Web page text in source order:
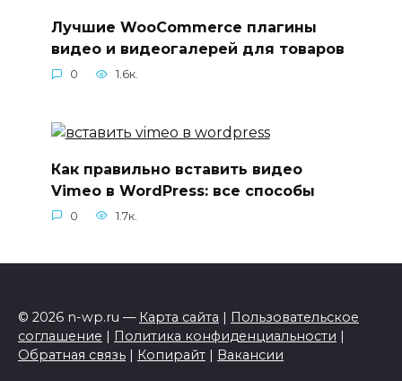
Лучшие WooCommerce плагины
видео и видеогалерей для товаров
0 1.6к.
Как правильно вставить видео
Vimeo в WordPress: все способы
0 1.7к.
© 2026 n-wp.ru — Карта сайта
Пользовательское
соглашение
Политика конфиденциальности
Обратная связь
Копирайт Вакансии